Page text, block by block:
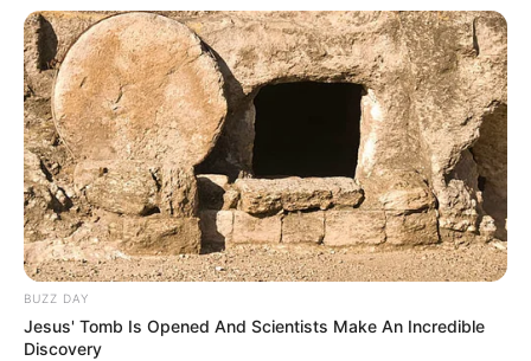
BUZZ DAY
Jesus' Tomb Is Opened And Scientists Make An Incredible
Discovery